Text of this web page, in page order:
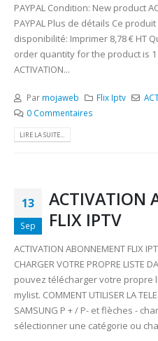
PAYPAL Condition: New product
PAYPAL Plus de détails Ce
disponibilité: Imprimer 8,78 € HT
order quantity for the product is
ACTIVATION...
Par mojaweb Flix Iptv
0 Commentaires
LIRE LA SUITE...
13
Sep
ACTIVATION
FLIX IPTV
ACTIVATION ABONNEMENT FLIX
CHARGER VOTRE PROPRE LISTE
pouvez télécharger votre propre
mylist. COMMENT UTILISER LA
SAMSUNG P + / P- et flèches -
sélectionner une catégorie ou